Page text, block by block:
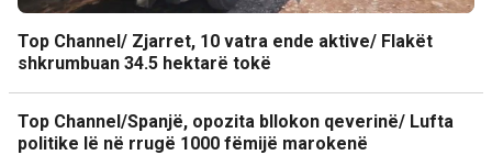
Top Channel/ Zjarret, 10 vatra ende aktive/ Flakët
shkrumbuan 34.5 hektarë tokë
Top Channel/Spanjë, opozita bllokon qeverinë/ Lufta
politike lë në rrugë 1000 fëmijë marokenë